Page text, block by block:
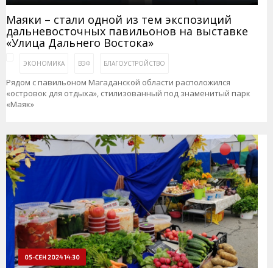
Маяки – стали одной из тем экспозиций
дальневосточных павильонов на выставке
«Улица Дальнего Востока»
ЭКОНОМИКА ВЭФ БЛАГОУСТРОЙСТВО
Рядом с павильоном Магаданской области расположился
«островок для отдыха», стилизованный под знаменитый парк
«Маяк»
05-СЕН 2024 14:30